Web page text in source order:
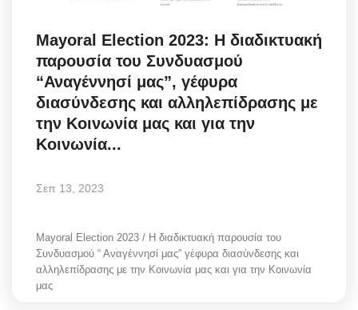
Σεβασμιώτατος Δωρόθεος Β’
Cost Of Living Crisis
L’Art des Sens
Local Elections 2023
All News
About
Mayoral Election 2023: Η διαδικτυακή
παρουσία του Συνδυασμού
“Αναγέννησί μας”, γέφυρα
διασύνδεσης και αλληλεπίδρασης με
την Κοινωνία μας και για την
Κοινωνία...
Σεπ 13, 2023
Mayoral Election 2023 / Η διαδικτυακή παρουσία του
Συνδυασμού “ Αναγέννησί μας” γέφυρα διασύνδεσης και
αλληλεπίδρασης με την Κοινωνία μας και για την Κοινωνία
μας